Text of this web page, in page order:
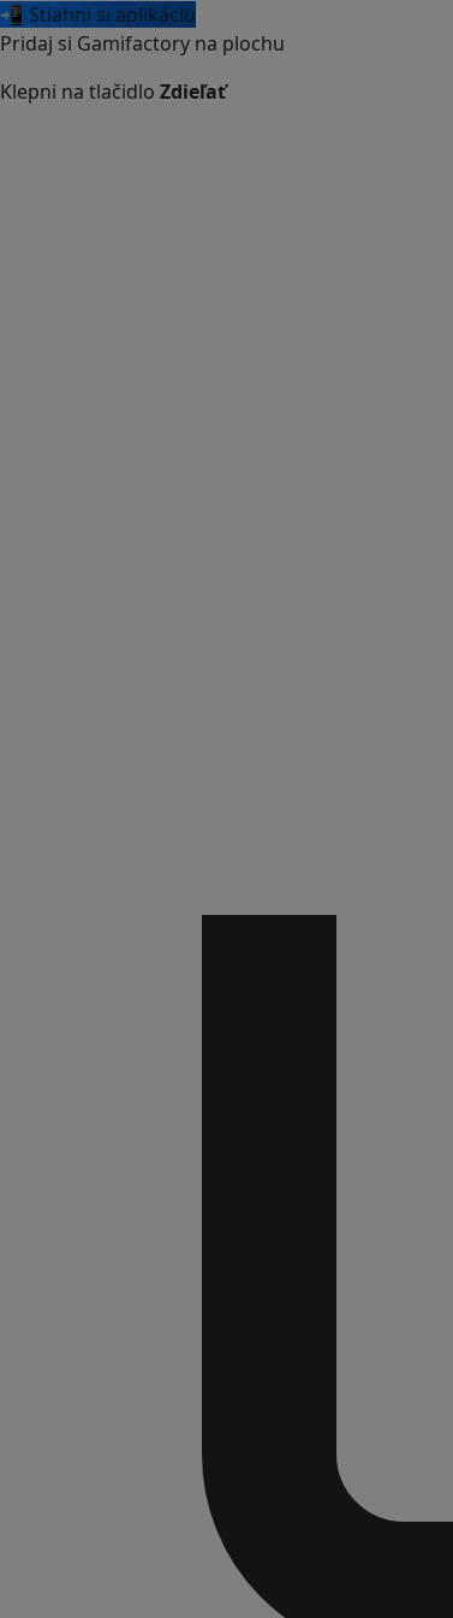
📲 Stiahni si aplikáciu
Pridaj si Gamifactory na plochu
Klepni na tlačidlo Zdieľať